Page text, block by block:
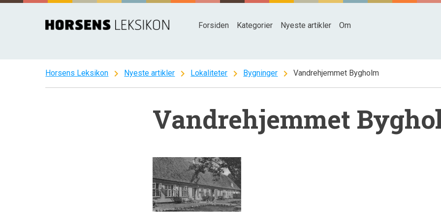
Spring
Forsiden Kategorier Nyeste artikler Om
Horsens Leksikon chevron_right Nyeste artikler chevron_right Lokaliteter chevron_right Bygninger chevron_right Vandrehjemmet Bygholm
Vandrehjemmet